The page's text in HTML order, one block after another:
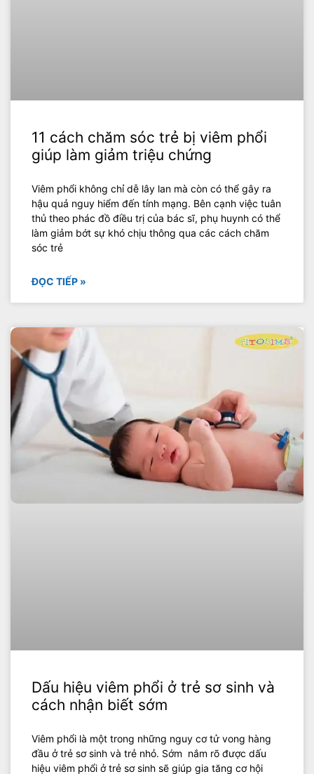
11 cách chăm sóc trẻ bị viêm phổi
giúp làm giảm triệu chứng
Viêm phổi không chỉ dễ lây lan mà còn có thể gây ra
hậu quả nguy hiểm đến tính mạng. Bên cạnh việc tuân
thủ theo phác đồ điều trị của bác sĩ, phụ huynh có thể
làm giảm bớt sự khó chịu thông qua các cách chăm
sóc trẻ
ĐỌC TIẾP »
Dấu hiệu viêm phổi ở trẻ sơ sinh và
cách nhận biết sớm
Viêm phổi là một trong những nguy cơ tử vong hàng
đầu ở trẻ sơ sinh và trẻ nhỏ. Sớm nắm rõ được dấu
hiệu viêm phổi ở trẻ sơ sinh sẽ giúp gia tăng cơ hội